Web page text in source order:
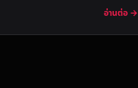
อ่านต่อ →